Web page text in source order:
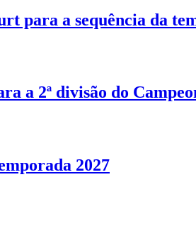
para a sequência da
a 2ª divisão do
2027